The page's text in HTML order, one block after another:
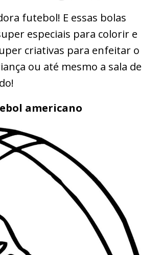
futebol! E essas bolas
especiais para colorir e
criativas para enfeitar o
ou até mesmo a sala de
americano